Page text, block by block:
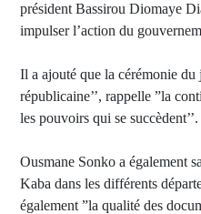
président Bassirou Diomaye
impulser l’action du
Il a ajouté que la cérémonie du
républicaine’’, rappelle ”la
les pouvoirs qui se succèdent’’.
Ousmane Sonko a également
Kaba dans les différents
également ”la qualité des